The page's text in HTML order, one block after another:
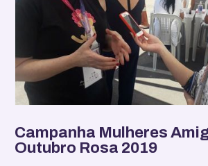
Campanha Mulheres
Outubro Rosa 2019